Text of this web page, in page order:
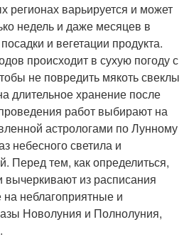
регионах варьируется и может
недель и даже месяцев в
и вегетации продукта.
происходит в сухую погоду с
не повредить мякоть свеклы
длительное хранение после
работ выбирают на
астрологами по Лунному
небесного светила и
Перед тем, как определиться,
вычеркивают из расписания
неблагоприятные и
Новолуния и Полнолуния,